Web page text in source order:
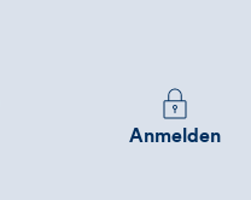
Melden
Sie
Anmelden